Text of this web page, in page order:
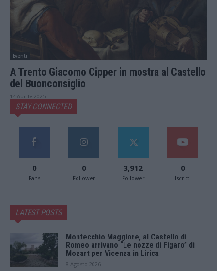
Eventi
A Trento Giacomo Cipper in mostra al Castello
del Buonconsiglio
14 Aprile 2025
STAY CONNECTED
0
Fans
0
Follower
3,912
Follower
0
Iscritti
LATEST POSTS
Montecchio Maggiore, al Castello di
Romeo arrivano “Le nozze di Figaro” di
Mozart per Vicenza in Lirica
8 Agosto 2026